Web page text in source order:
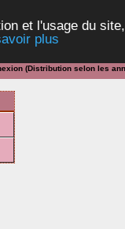
et l'usage du
plus
(Distribution selon les